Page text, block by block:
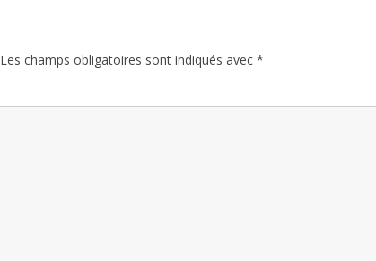
Les champs obligatoires sont indiqués avec *